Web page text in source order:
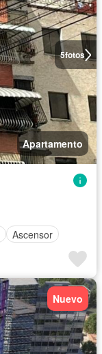
5fotos
Apartamento
Ascensor
Nuevo